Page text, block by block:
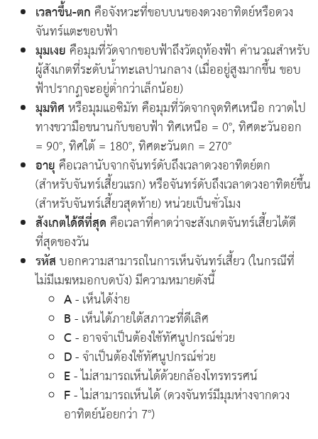
เวลาขึ้น-ตกคือจังหวะที่ขอบบนของดวงอาทิตย์หรือดวง
จันทร์แตะขอบฟ้า
มุมเงยคือมุมที่วัดจากขอบฟ้าถึงวัตถุท้องฟ้า คำนวณสำหรับ
ผู้สังเกตที่ระดับน้ำทะเลปานกลาง (เมื่ออยู่สูงมากขึ้น ขอบ
ฟ้าปรากฏจะอยู่ต่ำกว่าเล็กน้อย)
มุมทิศหรือมุมแอซิมัท คือมุมที่วัดจากจุดทิศเหนือ กวาดไป
ทางขวามือขนานกับขอบฟ้า ทิศเหนือ = 0°, ทิศตะวันออก
= 90°, ทิศใต้ = 180°, ทิศตะวันตก = 270°
อายุคือเวลานับจากจันทร์ดับถึงเวลาดวงอาทิตย์ตก
(สำหรับจันทร์เสี้ยวแรก) หรือจันทร์ดับถึงเวลาดวงอาทิตย์ขึ้น
(สำหรับจันทร์เสี้ยวสุดท้าย) หน่วยเป็นชั่วโมง
สังเกตได้ดีที่สุดคือเวลาที่คาดว่าจะสังเกตจันทร์เสี้ยวได้ดี
ที่สุดของวัน
รหัสบอกความสามารถในการเห็นจันทร์เสี้ยว (ในกรณีที่
ไม่มีเมฆหมอกบดบัง) มีความหมายดังนี้
A- เห็นได้ง่าย
B- เห็นได้ภายใต้สภาวะที่ดีเลิศ
C- อาจจำเป็นต้องใช้ทัศนูปกรณ์ช่วย
D- จำเป็นต้องใช้ทัศนูปกรณ์ช่วย
E- ไม่สามารถเห็นได้ด้วยกล้องโทรทรรศน์
F- ไม่สามารถเห็นได้ (ดวงจันทร์มีมุมห่างจากดวง
อาทิตย์น้อยกว่า 7°)